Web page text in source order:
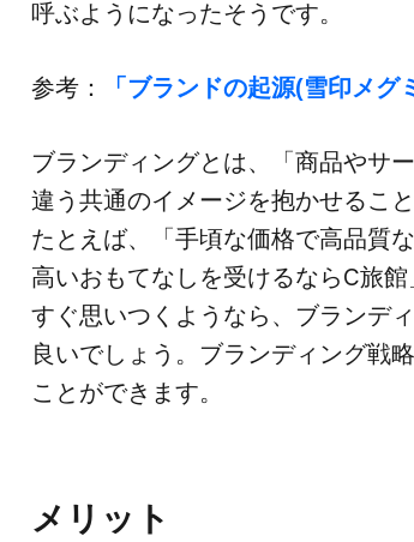
呼ぶようになったそうです。
参考： 「ブランドの​起源(雪印メグ
ブランディングとは、​「商品や​サ
違う​共通の​イメージを​抱かせる​こ
たとえば、​「手頃な​価格で​高品質
高い​おもてなしを​受けるなら​C旅
すぐ​思いつくようなら、​ブランデ
良いでしょう。​ブランディング戦
ことができます。
メリット